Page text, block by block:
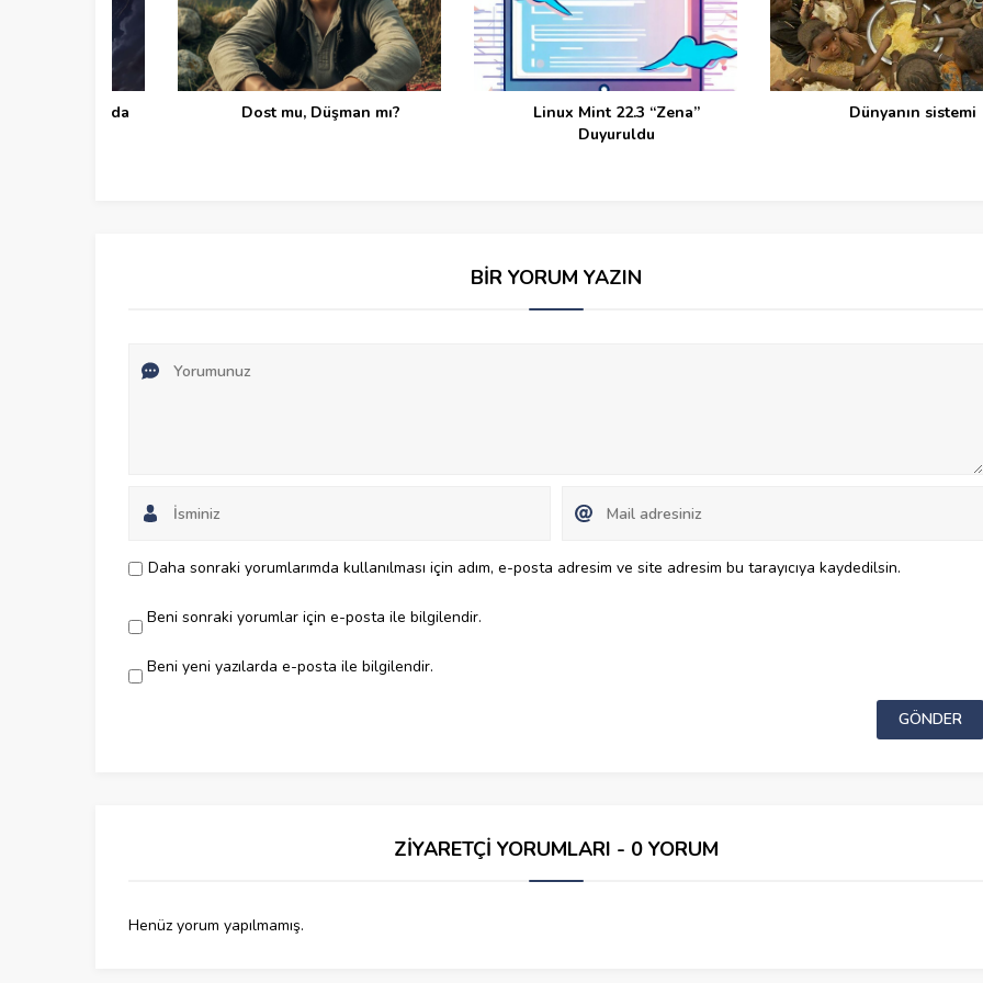
Dost mu, Düşman mı?
Linux Mint 22.3 “Zena”
Duyuruldu
Dünyanın sistemi
BİR YORUM YAZIN
Daha sonraki yorumlarımda kullanılması için adım, e-posta adresim ve site adresim bu tarayıcıya kaydedilsin.
Beni sonraki yorumlar için e-posta ile bilgilendir.
Beni yeni yazılarda e-posta ile bilgilendir.
ZİYARETÇİ YORUMLARI - 0 YORUM
Henüz yorum yapılmamış.